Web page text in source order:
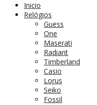
Inicio
Relógios
Guess
One
Maserati
Radiant
Timberland
Casio
Lorus
Seiko
Fossil